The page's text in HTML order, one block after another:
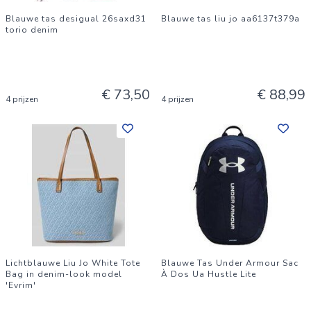
Blauwe tas desigual 26saxd31
torio denim
4 prijzen € 73,50
Blauwe tas liu jo aa6137t379a
4 prijzen € 88,99
Lichtblauwe Liu Jo White Tote
Bag in denim-look model
'Evrim'
Blauwe Tas Under Armour Sac
À Dos Ua Hustle Lite